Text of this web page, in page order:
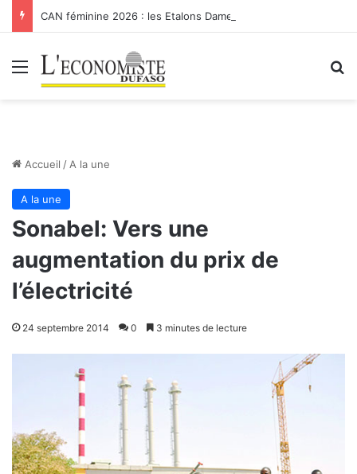
Menu
Accueil / A la une
A la une
Sonabel: Vers une
augmentation du prix de
l’électricité
24 septembre 2014 0 3 minutes de lecture